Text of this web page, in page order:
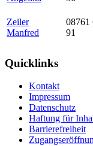
Zeiler
Manfred
08761
91
Quicklinks
Kontakt
Impressum
Datenschutz
Haftung für
Barrierefreiheit